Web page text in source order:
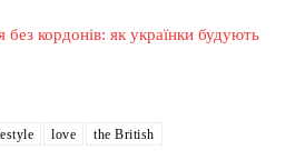
без кордонів: як українки будують
love the British